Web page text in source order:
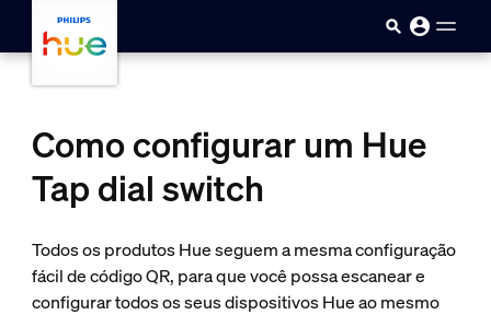
Como configurar um Hue
Tap dial switch
Todos os produtos Hue seguem a mesma configuração
fácil de código QR, para que você possa escanear e
configurar todos os seus dispositivos Hue ao mesmo